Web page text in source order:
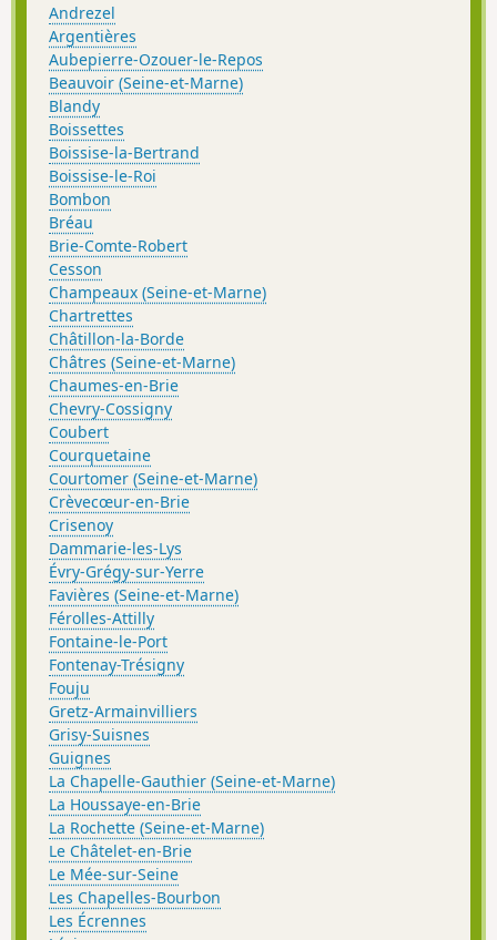
Andrezel
Argentières
Aubepierre-Ozouer-le-Repos
Beauvoir (Seine-et-Marne)
Blandy
Boissettes
Boissise-la-Bertrand
Boissise-le-Roi
Bombon
Bréau
Brie-Comte-Robert
Cesson
Champeaux (Seine-et-Marne)
Chartrettes
Châtillon-la-Borde
Châtres (Seine-et-Marne)
Chaumes-en-Brie
Chevry-Cossigny
Coubert
Courquetaine
Courtomer (Seine-et-Marne)
Crèvecœur-en-Brie
Crisenoy
Dammarie-les-Lys
Évry-Grégy-sur-Yerre
Favières (Seine-et-Marne)
Férolles-Attilly
Fontaine-le-Port
Fontenay-Trésigny
Fouju
Gretz-Armainvilliers
Grisy-Suisnes
Guignes
La Chapelle-Gauthier (Seine-et-Marne)
La Houssaye-en-Brie
La Rochette (Seine-et-Marne)
Le Châtelet-en-Brie
Le Mée-sur-Seine
Les Chapelles-Bourbon
Les Écrennes